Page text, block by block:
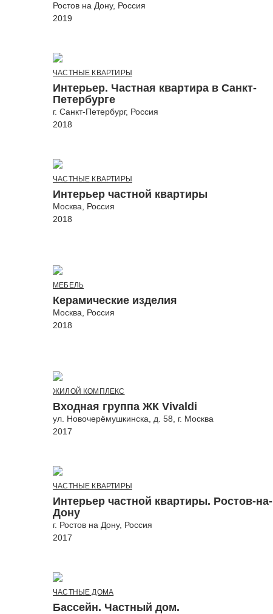
Ростов на Дону, Россия
2019
ЧАСТНЫЕ КВАРТИРЫ
Интерьер. Частная квартира в Санкт-
Петербурге
г. Санкт-Петербург, Россия
2018
ЧАСТНЫЕ КВАРТИРЫ
Интерьер частной квартиры
Москва, Россия
2018
МЕБЕЛЬ
Керамические изделия
Москва, Россия
2018
ЖИЛОЙ КОМПЛЕКС
Входная группа ЖК Vivaldi
ул. Новочерёмушкинска, д. 58, г. Москва
2017
ЧАСТНЫЕ КВАРТИРЫ
Интерьер частной квартиры. Ростов-на-
Дону
г. Ростов на Дону, Россия
2017
ЧАСТНЫЕ ДОМА
Бассейн. Частный дом.